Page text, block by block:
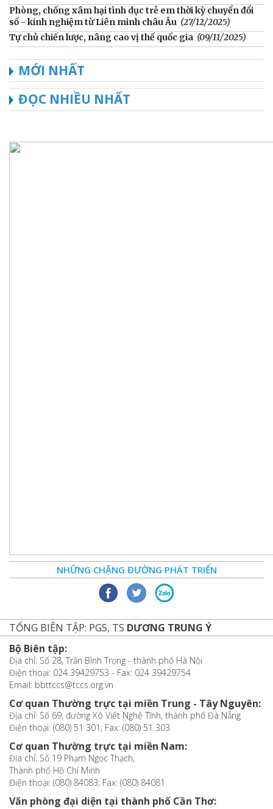
Phòng, chống xâm hại tình dục trẻ em thời kỳ chuyển đổi
số - kinh nghiệm từ Liên minh châu Âu (27/12/2025)
Tự chủ chiến lược, nâng cao vị thế quốc gia (09/11/2025)
MỚI NHẤT
ĐỌC NHIỀU NHẤT
NHỮNG CHẶNG ĐƯỜNG PHÁT TRIỂN
TỔNG BIÊN TẬP: PGS, TS DƯƠNG TRUNG Ý
Bộ Biên tập:
Địa chỉ: Số 28, Trần Bình Trọng - thành phố Hà Nội
Điện thoại: 024 39429753 - Fax: 024 39429754
Email: bbttccs@tccs.org.vn
Cơ quan Thường trực tại miền Trung - Tây Nguyên:
Địa chỉ: Số 69, đường Xô Viết Nghệ Tĩnh, thành phố Đà Nẵng
Điện thoại: (080) 51 301; Fax: (080) 51 303
Cơ quan Thường trực tại miền Nam:
Địa chỉ: Số 19 Phạm Ngọc Thạch,
Thành phố Hồ Chí Minh
Điện thoại: (080) 84083; Fax: (080) 84081
Văn phòng đại diện tại thành phố Cần Thơ: